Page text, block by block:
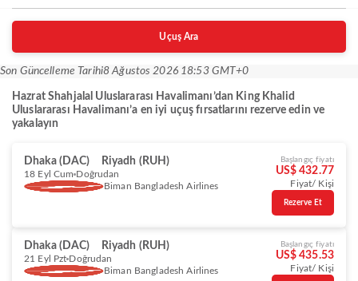
Uçuş Ara
Son Güncelleme Tarihi8 Ağustos 2026 18:53 GMT+0
Hazrat Shahjalal Uluslararası Havalimanı’dan King Khalid
Uluslararası Havalimanı’a en iyi uçuş fırsatlarını rezerve edin ve
yakalayın
Dhaka (DAC) Riyadh (RUH)
18 Eyl Cum Doğrudan
Biman Bangladesh Airlines
Başlangıç fiyatı
US$ 432.77
Fiyat/ Kişi
Rezerve Et
Dhaka (DAC) Riyadh (RUH)
21 Eyl Pzt Doğrudan
Biman Bangladesh Airlines
Başlangıç fiyatı
US$ 435.53
Fiyat/ Kişi